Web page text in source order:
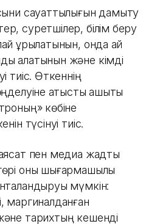
сауаттылығын дамыту
суретшілер, білім беру
құрылатынын, онда қай
алатынын және кімді
тиіс. Өткеннің
қатысты ашықтық
көбіне
түсінуі тиіс.
пен медиа жадты
оны шығармашылық
мүмкін:
маргиналданған
тарихтың кешенді